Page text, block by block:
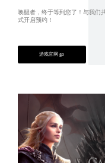
唤醒者，终于等到您了！与我们
式开启预约！
游戏官网 go